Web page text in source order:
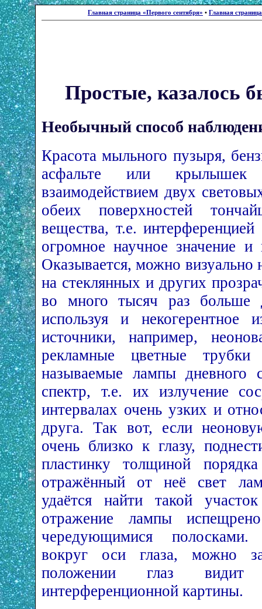
Главная страница «Первого сентября» • Главная
Простые, казалось
Необычный способ
Красота мыльного пузыря,
асфальте или крылышек
взаимодействием двух
обеих поверхностей
вещества, т.е.
огромное научное значение
Оказывается, можно
на стеклянных и других
во много тысяч раз больше
используя и некогерентное
источники, например,
рекламные цветные
называемые лампы дневного
спектр, т.е. их излучение
интервалах очень узких и
друга. Так вот, если
очень близко к глазу,
пластинку толщиной
отражённый от неё свет
удаётся найти такой
отражение лампы
чередующимися полосками.
вокруг оси глаза, можно
положении глаз видит
интерференционной картины.